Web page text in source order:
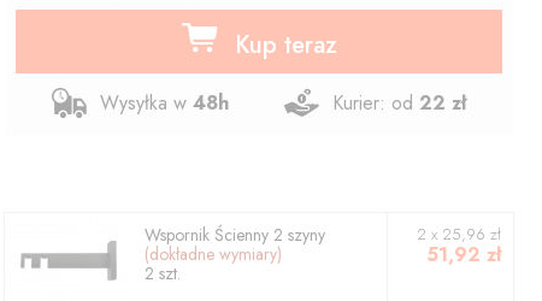
Kup teraz
Wysyłka w 48h Kurier: od 22 zł
Wspornik Ścienny 2 szyny
(dokładne wymiary)
2 szt.
2 x 25,96 zł
51,92 zł